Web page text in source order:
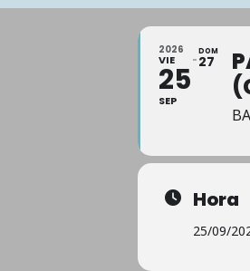
2026
VIE
25
SEP
DOM
27
Hora
25/09/